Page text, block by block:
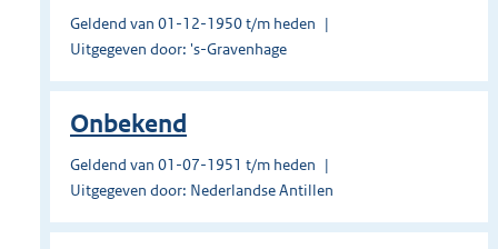
Geldend van 01-12-1950 t/m heden
Uitgegeven door: 's-Gravenhage
Onbekend
Geldend van 01-07-1951 t/m heden
Uitgegeven door: Nederlandse Antillen